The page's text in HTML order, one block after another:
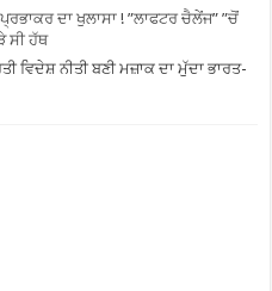
ਦਾ ਖੁਲਾਸਾ ! ”ਲਾਫਟਰ ਚੈਲੇਂਜ” ”ਚੋਂ
ਸੀ ਹੱਥ
ਵਿਦੇਸ਼ ਨੀਤੀ ਬਣੀ ਮਜ਼ਾਕ ਦਾ ਮੁੱਦਾ ਭਾਰਤ-